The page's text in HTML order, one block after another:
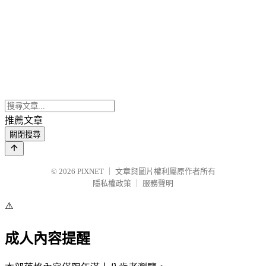
推薦文章
關閉搜尋
© 2026 PIXNET
文章與圖片權利屬原作者所有
隱私權政策
服務聲明
⚠️
成人內容提醒